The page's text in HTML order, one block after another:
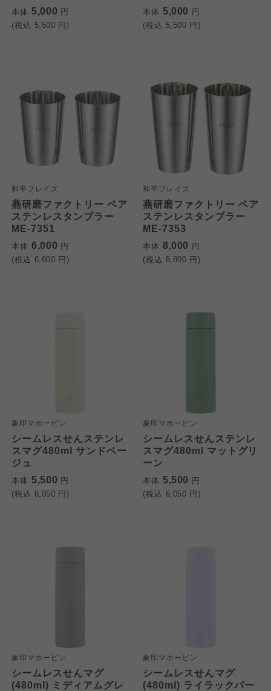
本体 5,000 円
(税込 5,500 円)
本体 5,000 円
(税込 5,500 円)
和平フレイズ
燕研磨ファクトリー ペア
ステンレスタンブラー
ME-7351
本体 6,000 円
(税込 6,600 円)
和平フレイズ
燕研磨ファクトリー ペア
ステンレスタンブラー
ME-7353
本体 8,000 円
(税込 8,800 円)
象印マホービン
シームレスせんステンレ
スマグ480ml サンドベー
ジュ
本体 5,500 円
(税込 6,050 円)
象印マホービン
シームレスせんステンレ
スマグ480ml マットグリ
ーン
本体 5,500 円
(税込 6,050 円)
象印マホービン
シームレスせんマグ
(480ml) ミディアムグレ
象印マホービン
シームレスせんマグ
(480ml) ライラックパー